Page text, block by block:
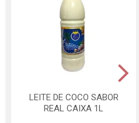
LEITE DE COCO SABOR
REAL CAIXA 1L